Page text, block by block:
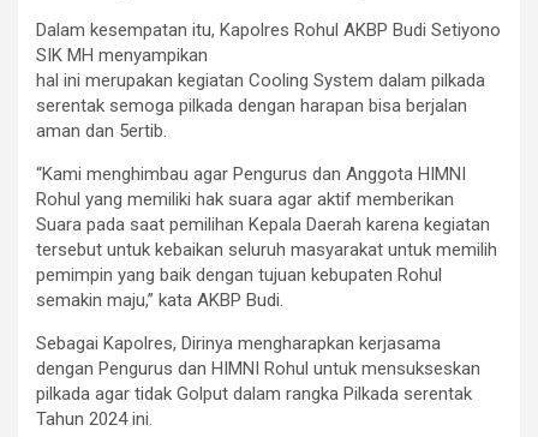
Dalam kesempatan itu, Kapolres Rohul AKBP Budi Setiyono
SIK MH menyampikan
hal ini merupakan kegiatan Cooling System dalam pilkada
serentak semoga pilkada dengan harapan bisa berjalan
aman dan 5ertib.
“Kami menghimbau agar Pengurus dan Anggota HIMNI
Rohul yang memiliki hak suara agar aktif memberikan
Suara pada saat pemilihan Kepala Daerah karena kegiatan
tersebut untuk kebaikan seluruh masyarakat untuk memilih
pemimpin yang baik dengan tujuan kebupaten Rohul
semakin maju,” kata AKBP Budi.
Sebagai Kapolres, Dirinya mengharapkan kerjasama
dengan Pengurus dan HIMNI Rohul untuk mensukseskan
pilkada agar tidak Golput dalam rangka Pilkada serentak
Tahun 2024 ini.